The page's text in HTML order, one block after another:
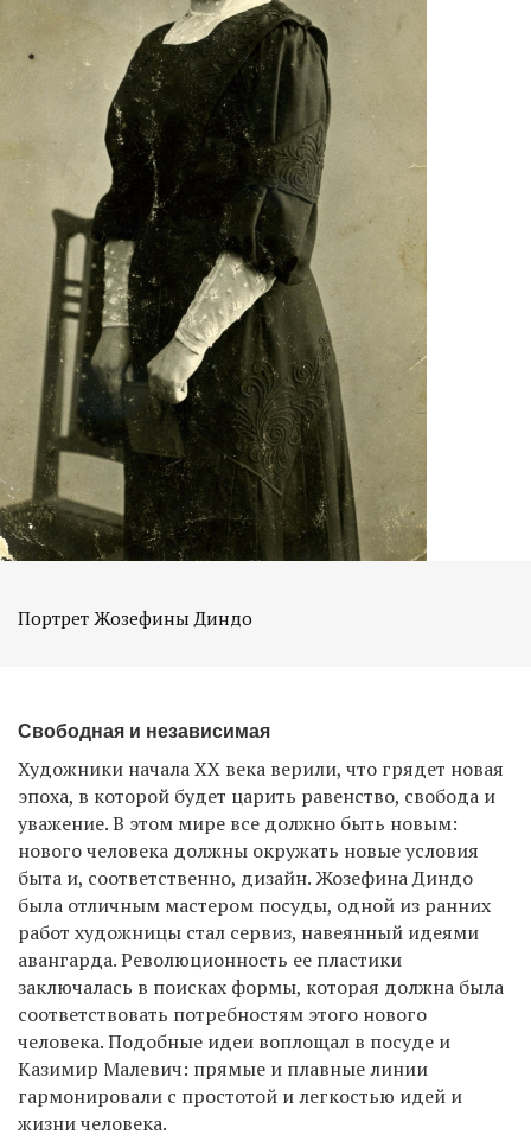
Портрет Жозефины Диндо
Свободная и независимая
Художники начала ХХ века верили, что грядет новая
эпоха, в которой будет царить равенство, свобода и
уважение. В этом мире все должно быть новым:
нового человека должны окружать новые условия
быта и, соответственно, дизайн. Жозефина Диндо
была отличным мастером посуды, одной из ранних
работ художницы стал сервиз, навеянный идеями
авангарда. Революционность ее пластики
заключалась в поисках формы, которая должна была
соответствовать потребностям этого нового
человека. Подобные идеи воплощал в посуде и
Казимир Малевич: прямые и плавные линии
гармонировали с простотой и легкостью идей и
жизни человека.